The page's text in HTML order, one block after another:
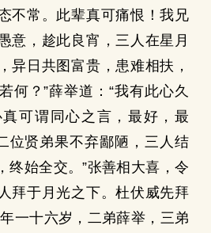
不常。此辈真可痛恨！我兄
意，趁此良宵，三人在星月
异日共图富贵，患难相扶，
何？”薛举道：“我有此心久
可谓同心之言，最好，最
位贤弟果不弃鄙陋，三人结
终始全交。”张善相大喜，令
拜于月光之下。杜伏威先拜
一十六岁，二弟薛举，三弟